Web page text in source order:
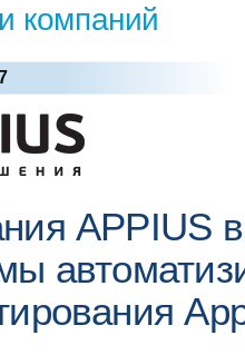
компаний
APPIUS